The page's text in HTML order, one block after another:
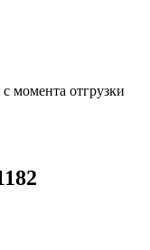
момента отгрузки